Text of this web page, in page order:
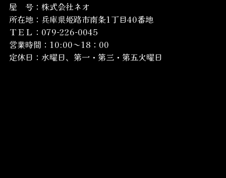
屋 号：株式会社ネオ
所在地： 兵庫県姫路市南条1丁目40番地
ＴＥＬ：079-226-0045
営業時間：10:00～18：00
定休日：水曜日、第一・第三・第五火曜日